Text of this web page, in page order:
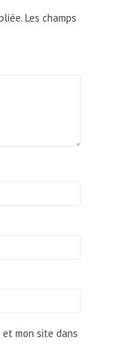
Les champs
et mon site dans